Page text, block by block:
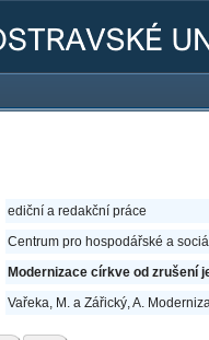
ediční a redakční práce
Centrum pro hospodářské a
Modernizace církve od zrušení
Vařeka, M. a Zářický, A.